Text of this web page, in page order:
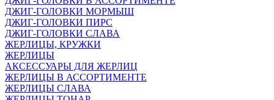
ДЖИГ-ГОЛОВКИ МОРМЫШ
ДЖИГ-ГОЛОВКИ ПИРС
ДЖИГ-ГОЛОВКИ СЛАВА
ЖЕРЛИЦЫ, КРУЖКИ
ЖЕРЛИЦЫ
АКСЕССУАРЫ ДЛЯ ЖЕРЛИЦ
ЖЕРЛИЦЫ В АССОРТИМЕНТЕ
ЖЕРЛИЦЫ СЛАВА